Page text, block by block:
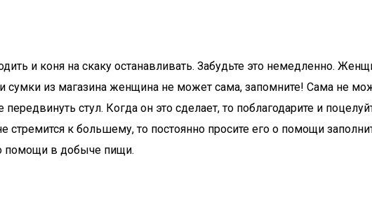
и коня на скаку останавливать. Забудьте это немедленно.
из магазина женщина не может сама, запомните! Сама не
стул. Когда он это сделает, то поблагодарите и
к большему, то постоянно просите его о помощи
помощи в добыче пищи.